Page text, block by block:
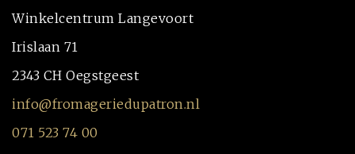
Winkelcentrum Langevoort
Irislaan 71
2343 CH Oegstgeest
info@fromageriedupatron.nl
071 523 74 00